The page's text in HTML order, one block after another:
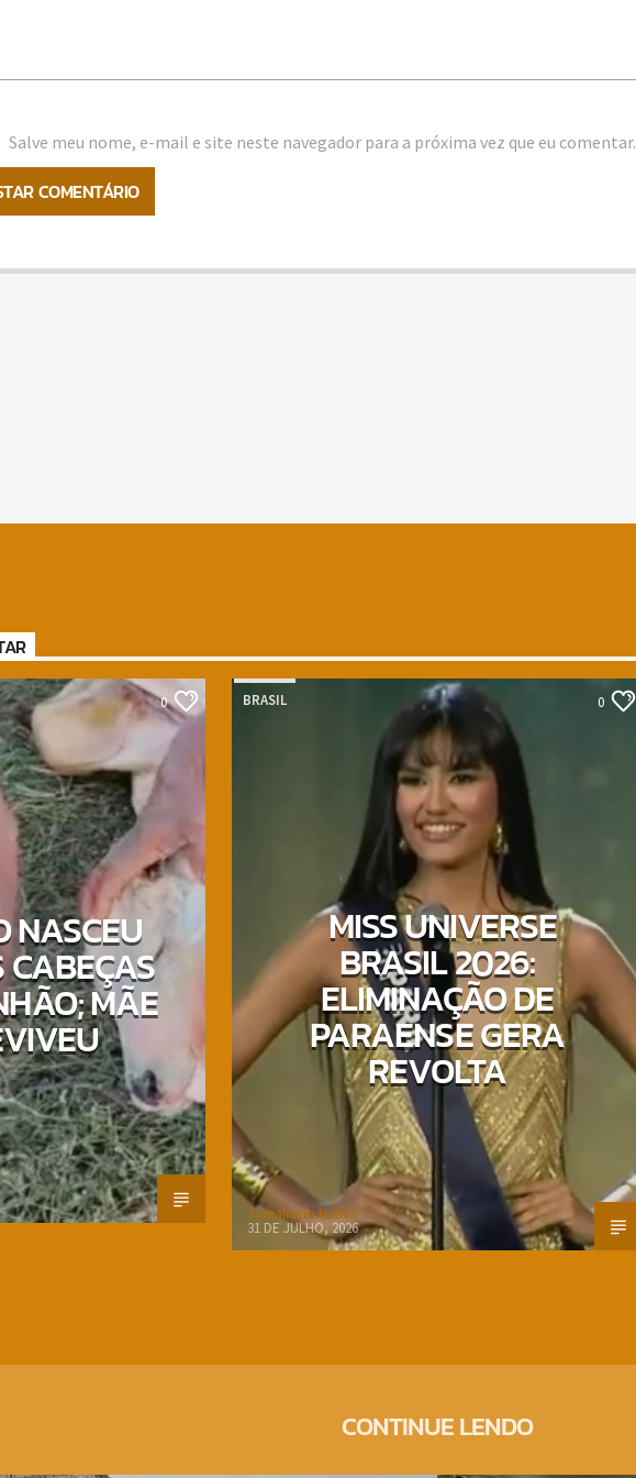
Salve meu nome, e-mail e site neste navegador para a próxima vez que eu comentar.
0
NASCEU
CABEÇAS
MÃE
BRASIL 0
MISS UNIVERSE
BRASIL 2026:
ELIMINAÇÃO DE
PARAENSE GERA
REVOLTA
Jornalismo Nativa
31 DE JULHO, 2026
CONTINUE LENDO